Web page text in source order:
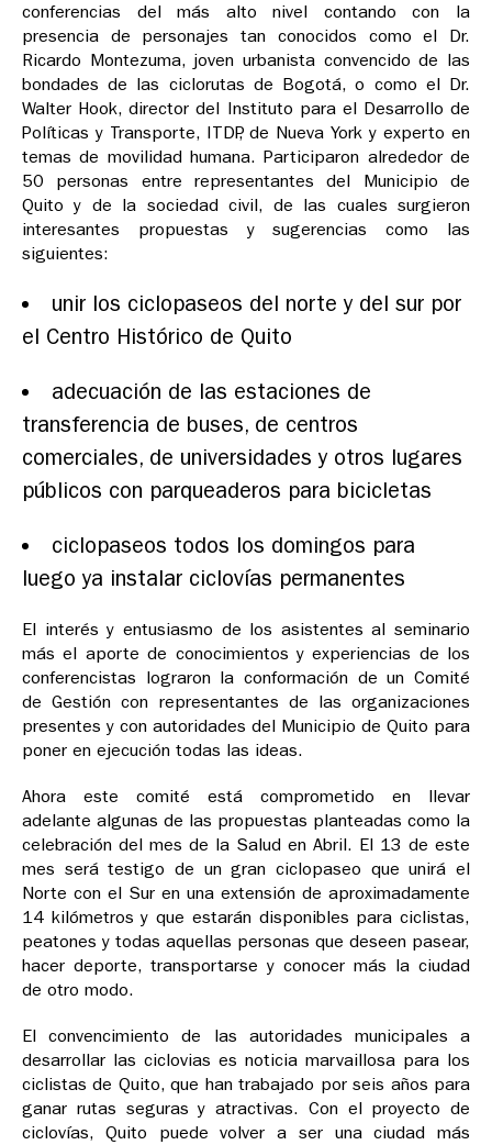
conferencias del más alto nivel contando con la
presencia de personajes tan conocidos como el Dr.
Ricardo Montezuma, joven urbanista convencido de las
bondades de las ciclorutas de Bogotá, o como el Dr.
Walter Hook, director del Instituto para el Desarrollo de
Políticas y Transporte, ITDP, de Nueva York y experto en
temas de movilidad humana. Participaron alrededor de
50 personas entre representantes del Municipio de
Quito y de la sociedad civil, de las cuales surgieron
interesantes propuestas y sugerencias como las
siguientes:
unir los ciclopaseos del norte y del sur por
el Centro Histórico de Quito
adecuación de las estaciones de
transferencia de buses, de centros
comerciales, de universidades y otros lugares
públicos con parqueaderos para bicicletas
ciclopaseos todos los domingos para
luego ya instalar ciclovías permanentes
El interés y entusiasmo de los asistentes al seminario
más el aporte de conocimientos y experiencias de los
conferencistas lograron la conformación de un Comité
de Gestión con representantes de las organizaciones
presentes y con autoridades del Municipio de Quito para
poner en ejecución todas las ideas.
Ahora este comité está comprometido en llevar
adelante algunas de las propuestas planteadas como la
celebración del mes de la Salud en Abril. El 13 de este
mes será testigo de un gran ciclopaseo que unirá el
Norte con el Sur en una extensión de aproximadamente
14 kilómetros y que estarán disponibles para ciclistas,
peatones y todas aquellas personas que deseen pasear,
hacer deporte, transportarse y conocer más la ciudad
de otro modo.
El convencimiento de las autoridades municipales a
desarrollar las ciclovias es noticia marvaillosa para los
ciclistas de Quito, que han trabajado por seis años para
ganar rutas seguras y atractivas. Con el proyecto de
ciclovías, Quito puede volver a ser una ciudad más